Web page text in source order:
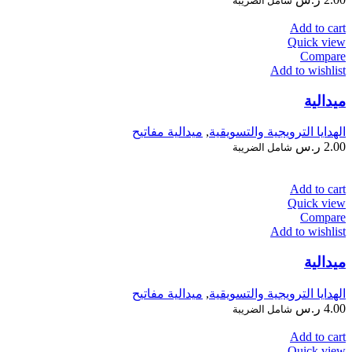
Add to cart
Quick view
Compare
Add to wishlist
ميدالية
الهدايا الترويجية والتسويقية, ميدالية مفاتيح
2.00 ر.س شامل الضريبة
Add to cart
Quick view
Compare
Add to wishlist
ميدالية
الهدايا الترويجية والتسويقية, ميدالية مفاتيح
4.00 ر.س شامل الضريبة
Add to cart